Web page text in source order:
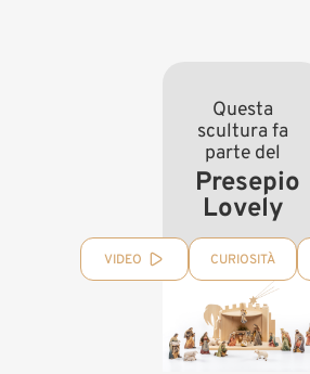
Questa
scultura fa
parte del
Presepio
Lovely
VIDEO CURIOSITÀ